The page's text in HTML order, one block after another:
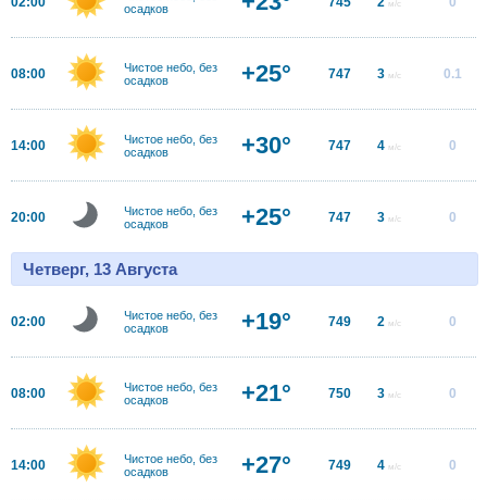
осадков
м/с
08:00
Чистое небо, без
осадков
+25° 747 3 м/с 0.1
14:00
Чистое небо, без
осадков
+30° 747 4 м/с 0
20:00
Чистое небо, без
осадков
+25° 747 3 м/с 0
Четверг, 13 Августа
02:00
Чистое небо, без
осадков
+19° 749 2 м/с 0
08:00
Чистое небо, без
осадков
+21° 750 3 м/с 0
14:00
Чистое небо, без
осадков
+27° 749 4 м/с 0